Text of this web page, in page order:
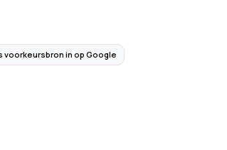
voorkeursbron in op Google